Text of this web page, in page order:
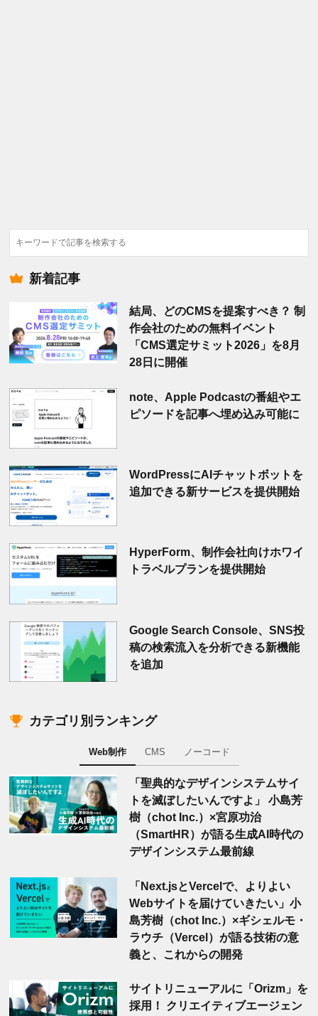
検
索
新着記事
結局、どのCMSを提案すべき？ 制
作会社のための無料イベント
「CMS選定サミット2026」を8月
28日に開催
note、Apple Podcastの番組やエ
ピソードを記事へ埋め込み可能に
WordPressにAIチャットボットを
追加できる新サービスを提供開始
HyperForm、制作会社向けホワイ
トラベルプランを提供開始
Google Search Console、SNS投
稿の検索流入を分析できる新機能
を追加
カテゴリ別ランキング
Web制作 CMS ノーコード
「聖典的なデザインシステムサイ
トを滅ぼしたいんですよ」 小島芳
樹（chot Inc.）×宮原功治
（SmartHR）が語る生成AI時代の
デザインシステム最前線
「Next.jsとVercelで、よりよい
Webサイトを届けていきたい」小
島芳樹（chot Inc.）×ギシェルモ・
ラウチ（Vercel）が語る技術の意
義と、これからの開発
サイトリニューアルに「Orizm」を
採用！ クリエイティブエージェン